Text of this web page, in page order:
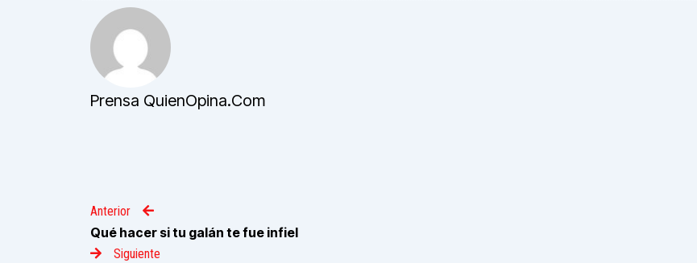
Prensa QuienOpina.com
Anterior
Qué hacer si tu galán te fue infiel
Siguiente